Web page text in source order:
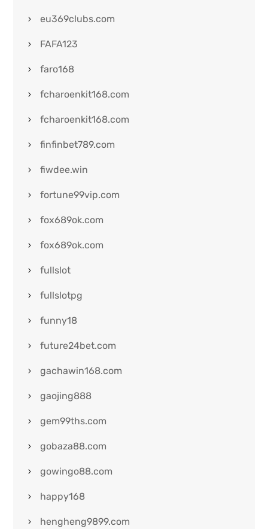
eu369clubs.com
FAFA123
faro168
fcharoenkit168.com
fcharoenkit168.com
finfinbet789.com
fiwdee.win
fortune99vip.com
fox689ok.com
fox689ok.com
fullslot
fullslotpg
funny18
future24bet.com
gachawin168.com
gaojing888
gem99ths.com
gobaza88.com
gowingo88.com
happy168
hengheng9899.com